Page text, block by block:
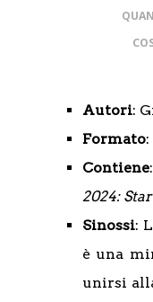
Autori:
Formato:
Contiene:
2024:
Sinossi:
è una
unirsi